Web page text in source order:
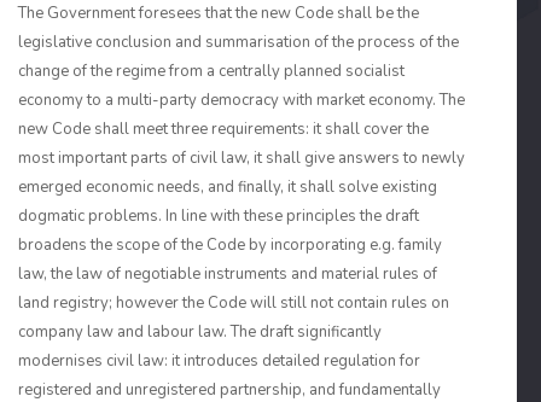
The Govern­ment foresees that the new Code shall be the
legislative conclusion and summarisation of the process of the
change of the regime from a centrally planned socialist
economy to a multi-party democracy with market economy. The
new Code shall meet three require­ments: it shall cover the
most important parts of civil law, it shall give answers to newly
emerged economic needs, and finally, it shall solve existing
dogmatic problems. In line with these principles the draft
broadens the scope of the Code by incorporating e.g. family
law, the law of negotiable instruments and material rules of
land registry; however the Code will still not contain rules on
company law and labour law. The draft significantly
modernises civil law: it introduces detailed regulation for
registered and unregistered partnership, and fundamentally